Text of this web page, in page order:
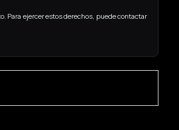
Para ejercer estos derechos, puede contactar